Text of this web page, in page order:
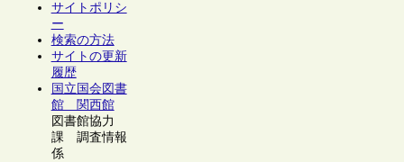
サイトポリシ
ー
検索の方法
サイトの更新
履歴
国立国会図書
館 関西館
図書館協力
課 調査情報
係